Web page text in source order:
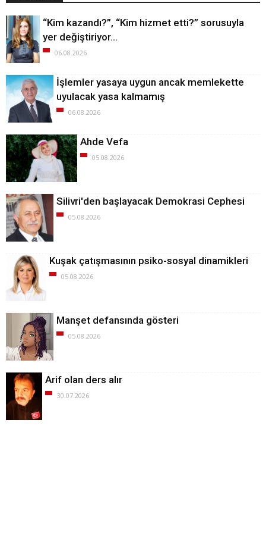
“Kim kazandı?”, “Kim hizmet etti?” sorusuyla
yer değiştiriyor…
06.08.2026
İşlemler yasaya uygun ancak memlekette
uyulacak yasa kalmamış
06.08.2026
Ahde Vefa
05.08.2026
Silivri'den başlayacak Demokrasi Cephesi
05.08.2026
Kuşak çatışmasının psiko-sosyal dinamikleri
05.08.2026
Manşet defansında gösteri
05.08.2026
Arif olan ders alır
30.07.2026